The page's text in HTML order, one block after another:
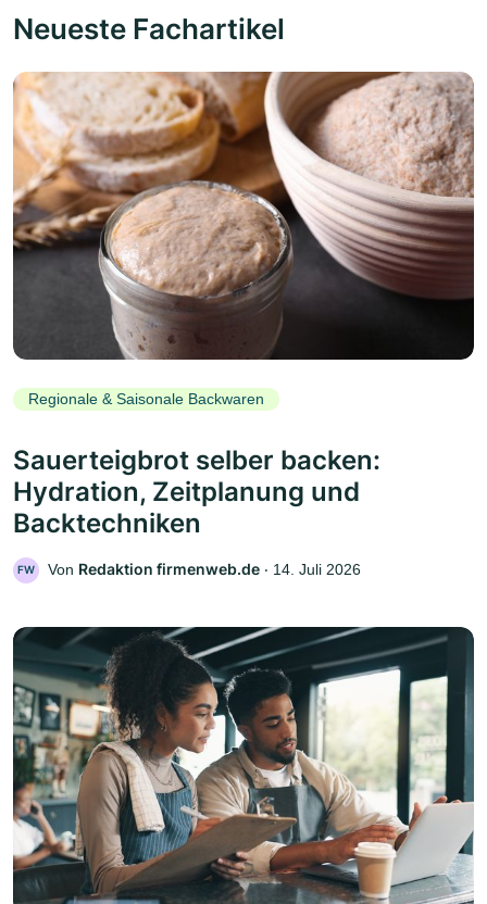
Neueste Fachartikel
Regionale & Saisonale Backwaren
Sauerteigbrot selber backen:
Hydration, Zeitplanung und
Backtechniken
FW Von Redaktion firmenweb.de ‧ 14. Juli 2026